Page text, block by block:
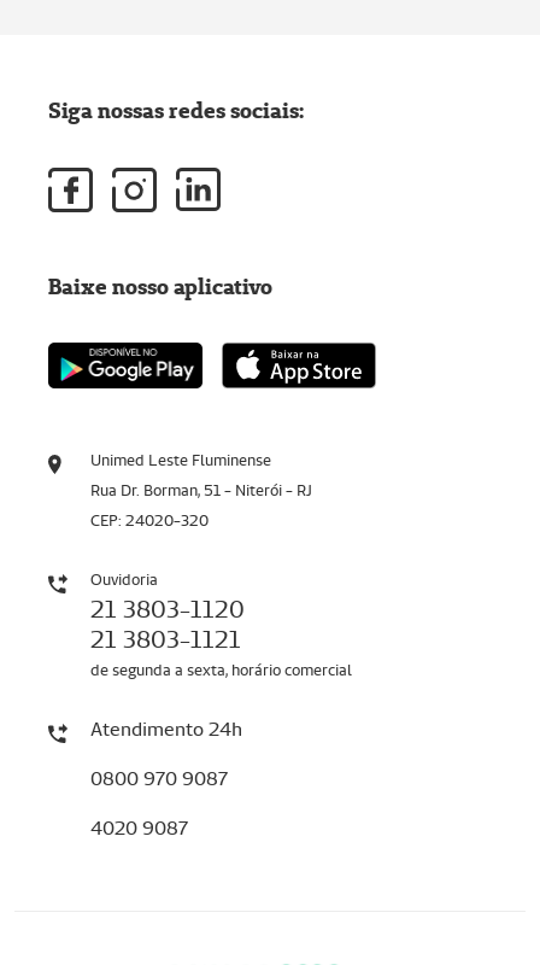
Unimed Leste Fluminense
Rua Dr. Borman, 51 - Niterói - RJ
CEP: 24020-320
Ouvidoria
21 3803-1120
21 3803-1121
de segunda a sexta, horário comercial
Atendimento 24h
0800 970 9087
4020 9087
Siga nossas redes sociais:
Baixe nosso aplicativo